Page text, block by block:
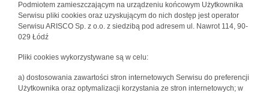
Podmiotem zamieszczającym na urządzeniu końcowym Użytkownika
Serwisu pliki cookies oraz uzyskującym do nich dostęp jest operator
Serwisu ARISCO Sp. z o.o. z siedzibą pod adresem ul. Nawrot 114, 90-
029 Łódź
Pliki cookies wykorzystywane są w celu:
a) dostosowania zawartości stron internetowych Serwisu do preferencji
Użytkownika oraz optymalizacji korzystania ze stron internetowych; w